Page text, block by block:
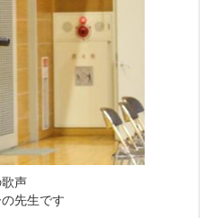
もる校歌の歌声
先生です